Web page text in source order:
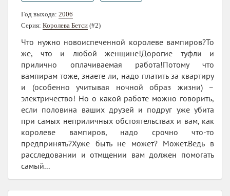
Год выхода: 2006
Серия: Королева Бетси (#2)
Что нужно новоиспеченной королеве вампиров?То
же, что и любой женщине!Дорогие туфли и
прилично оплачиваемая работа!Потому что
вампирам тоже, знаете ли, надо платить за квартиру
и (особенно учитывая ночной образ жизни) –
электричество! Но о какой работе можно говорить,
если половина ваших друзей и подруг уже убита
при самых неприличных обстоятельствах и вам, как
королеве вампиров, надо срочно что-то
предпринять?Хуже быть не может? Может.Ведь в
расследовании и отмщении вам должен помогать
самый...